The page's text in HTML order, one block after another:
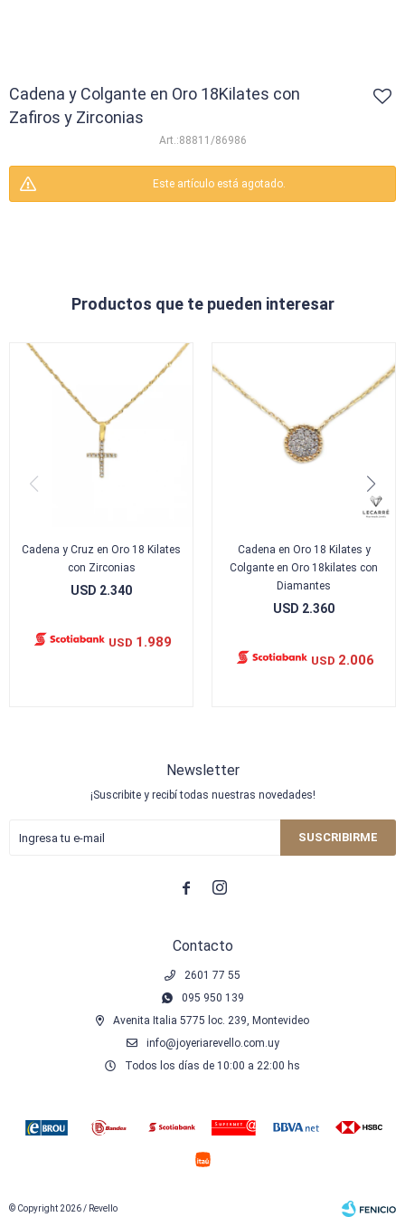
Cadena y Colgante en Oro 18Kilates con
Zafiros y Zirconias
88811/86986
Este artículo está agotado.
Productos que te pueden interesar
Cadena y Cruz en Oro 18 Kilates
con Zirconias
USD 2.340
USD 1.989
Cadena en Oro 18 Kilates y
Colgante en Oro 18kilates con
Diamantes
USD 2.360
USD 2.006
Contacto
2601 77 55
095 950 139
Avenita Italia 5775 loc. 239, Montevideo
info@joyeriarevello.com.uy
Todos los días de 10:00 a 22:00 hs
Newsletter
¡Suscribite y recibí todas nuestras novedades!
SUSCRIBIRME
 
© Copyright 2026 / Revello